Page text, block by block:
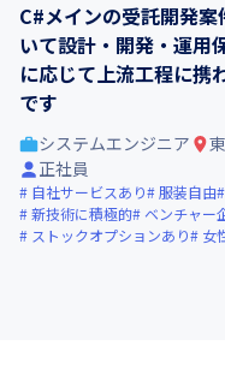
C#メインの受託開発
いて設計・開発・運用
に応じて上流工程に携
です
システムエンジニア
正社員
自社サービスあり 服装自由
新技術に積極的
ベンチャー
ストックオプションあり
女